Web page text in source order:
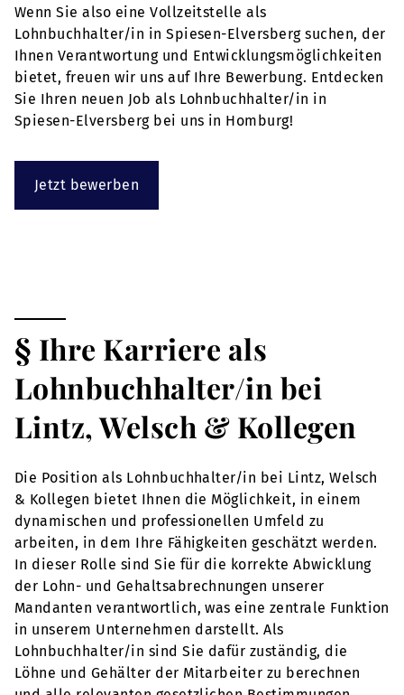
Wenn Sie also eine Vollzeitstelle als
Lohnbuchhalter/in in Spiesen-Elversberg suchen, der
Ihnen Verantwortung und Entwicklungsmöglichkeiten
bietet, freuen wir uns auf Ihre Bewerbung. Entdecken
Sie Ihren neuen Job als Lohnbuchhalter/in in
Spiesen-Elversberg bei uns in Homburg!
Jetzt bewerben
§ Ihre Karriere als
Lohnbuchhalter/in bei
Lintz, Welsch & Kollegen
Die Position als Lohnbuchhalter/in bei Lintz, Welsch
& Kollegen bietet Ihnen die Möglichkeit, in einem
dynamischen und professionellen Umfeld zu
arbeiten, in dem Ihre Fähigkeiten geschätzt werden.
In dieser Rolle sind Sie für die korrekte Abwicklung
der Lohn- und Gehaltsabrechnungen unserer
Mandanten verantwortlich, was eine zentrale Funktion
in unserem Unternehmen darstellt. Als
Lohnbuchhalter/in sind Sie dafür zuständig, die
Löhne und Gehälter der Mitarbeiter zu berechnen